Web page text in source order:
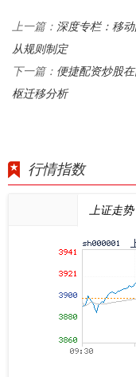
上一篇： 深度专栏：移
从规则制定
下一篇： 便捷配资炒股
枢迁移分析
行情指数
上证走势